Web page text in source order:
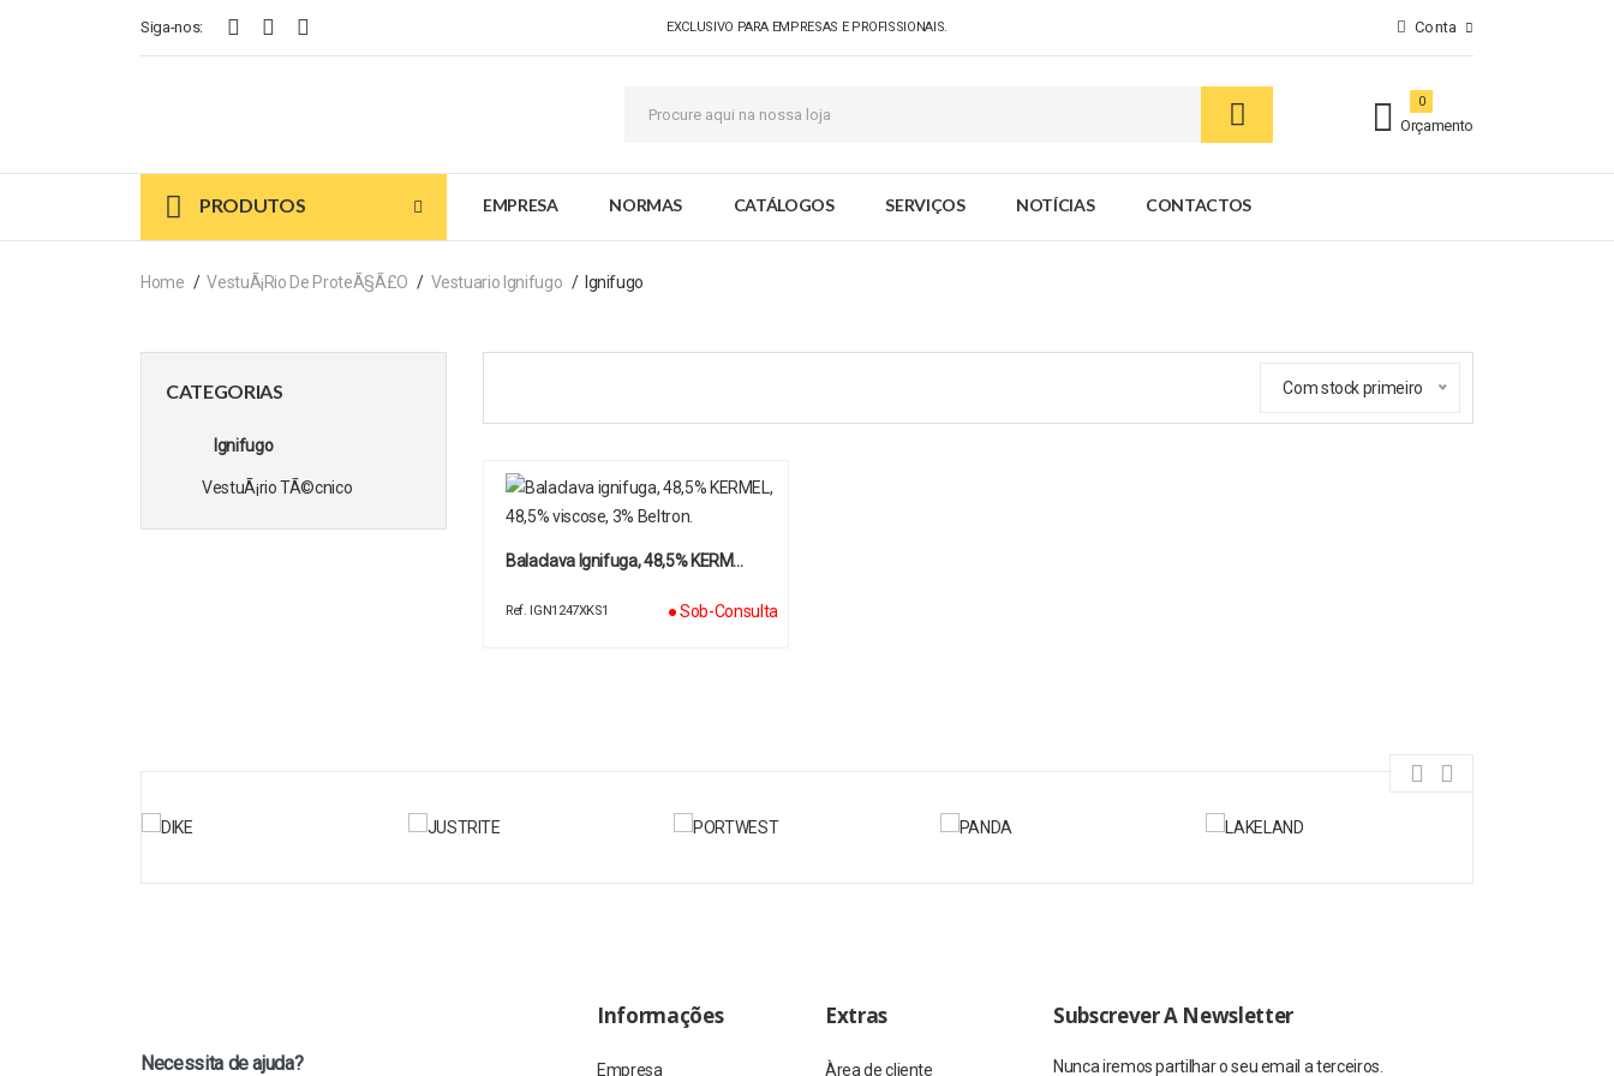
Siga-nos: EXCLUSIVO PARA EMPRESAS E PROFISSIONAIS. Conta
Orçamento
0
PRODUTOS EMPRESA NORMAS CATÁLOGOS SERVIÇOS NOTÍCIAS CONTACTOS
Home VestuÃ¡rio De ProteÃ§Ã£o Vestuario Ignifugo Ignifugo
CATEGORIAS
Ignifugo
VestuÃ¡rio TÃ©cnico
Com stock primeiro
Balaclava Ignifuga, 48,5% KERM…
Ref. IGN1247XKS1 ● Sob-Consulta
Necessita de ajuda?
Informações
Empresa
Extras
Àrea de cliente
Subscrever A Newsletter
Nunca iremos partilhar o seu email a terceiros.